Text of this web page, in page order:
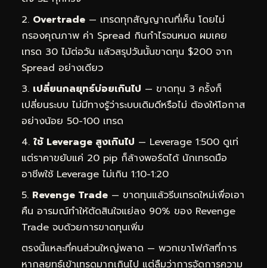
Overtrade — เทรดทุกสัญญาณที่เห็น โดยไม่
กรองคุณภาพ ค่า Spread กินกำไรจนหมด ผมเคย
เทรด 30 ไม้ต่อวัน แล้วสรุปวันนั้นขาดทุน $200 จาก
Spread อย่างเดียว
เปลี่ยนกลยุทธ์บ่อยเกินไป — ขาดทุน 3 ครั้งก็
เปลี่ยนระบบ ไม่มีทางรู้ว่าระบบเดิมดีหรือไม่ ต้องให้โอกาส
อย่างน้อย 50-100 เทรด
ใช้ Leverage สูงเกินไป — Leverage 1:500 ดูเท่
แต่ราคาขยับแค่ 20 pip ก็ล้างพอร์ตได้ นักเทรดมือ
อาชีพใช้ Leverage ไม่เกิน 1:10-1:20
Revenge Trade — ขาดทุนแล้วรีบเทรดใหม่เพื่อเอา
คืน อารมณ์ทำให้ตัดสินใจแย่ลง 90% ของ Revenge
Trade จบด้วยการขาดทุนเพิ่ม
ตรงนี้แหละที่คนส่วนใหญ่พลาด — พวกเขาโฟกัสที่การ
หากลยุทธ์เข้าเทรดมากเกินไป แต่ลืมว่าการจัดการความ